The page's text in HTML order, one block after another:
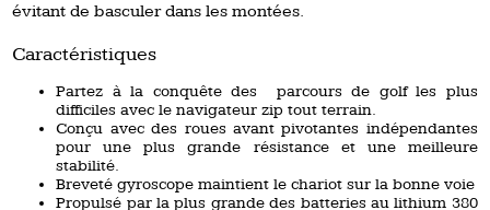
évitant de basculer dans les montées.
Caractéristiques
Partez à la conquête des parcours de golf les plus
difficiles avec le navigateur zip tout terrain.
Conçu avec des roues avant pivotantes indépendantes
pour une plus grande résistance et une meilleure
stabilité.
Breveté gyroscope maintient le chariot sur la bonne voie
Propulsé par la plus grande des batteries au lithium 380